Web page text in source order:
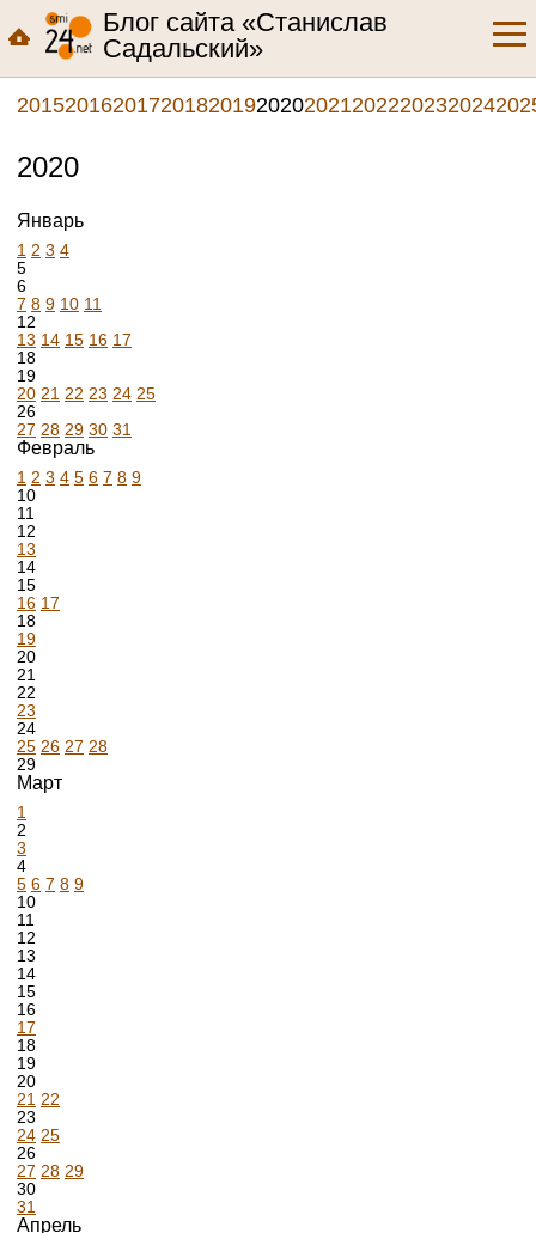
Блог сайта «Станислав
Садальский»
2015201620172018201920202021202220232024
2020
Январь
1 2 3 4
5
6
7 8 9 10 11
12
13 14 15 16 17
18
19
20 21 22 23 24 25
26
27 28 29 30 31
Февраль
1 2 3 4 5 6 7 8 9
10
11
12
13
14
15
16 17
18
19
20
21
22
23
24
25 26 27 28
29
Март
1
2
3
4
5 6 7 8 9
10
11
12
13
14
15
16
17
18
19
20
21 22
23
24 25
26
27 28 29
30
31
Апрель